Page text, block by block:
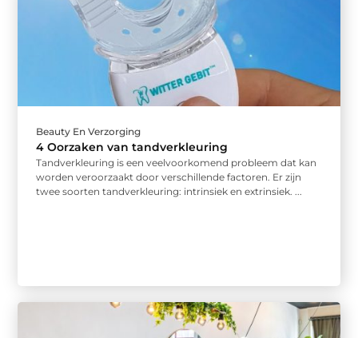
Beauty En Verzorging
4 Oorzaken van tandverkleuring
Tandverkleuring is een veelvoorkomend probleem dat kan
worden veroorzaakt door verschillende factoren. Er zijn
twee soorten tandverkleuring: intrinsiek en extrinsiek. ...